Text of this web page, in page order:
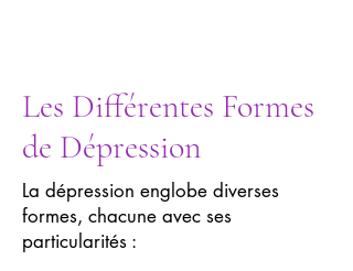
Les Différentes Formes
de Dépression
La dépression englobe diverses
formes, chacune avec ses
particularités :